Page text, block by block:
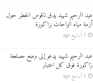
عبد الرحيم شهيد يدق ناقوس الخطر حول
أزمة مياه الواحات بزاكورة
3 أسابيع ago
عبد الرحيم شهيد يدعو إلى وضع مصلحة
زاكورة فوق كل اعتبار
3 أسابيع ago